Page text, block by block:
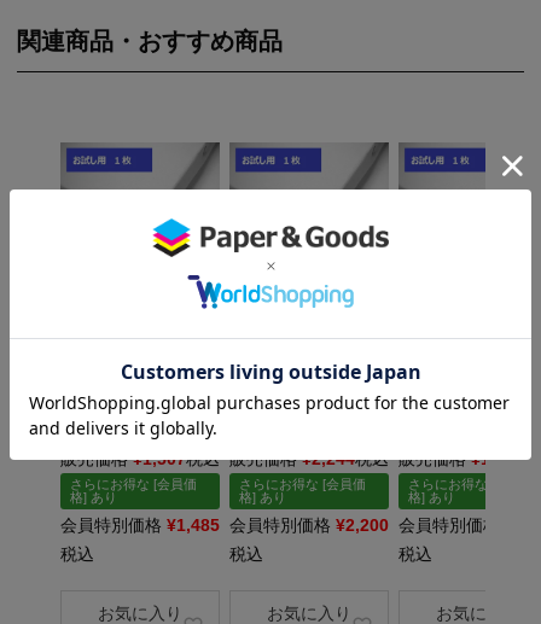
関連商品・おすすめ商品
辺180×短辺140mm)
カットタイプ
販売価格 ¥1,507税込
さらにお得な [会員価
格] あり
会員特別価格 ¥1,485
税込
お気に入り
辺530×短辺455mm)
お試し1枚
カットタイプ
販売価格 ¥2,244税込
さらにお得な [会員価
格] あり
会員特別価格 ¥2,200
税込
お気に入り
辺273×短辺
販売価格 ¥1,540
さらにお得な [会員価
格] あり
会員特別価格
税込
お気に入り